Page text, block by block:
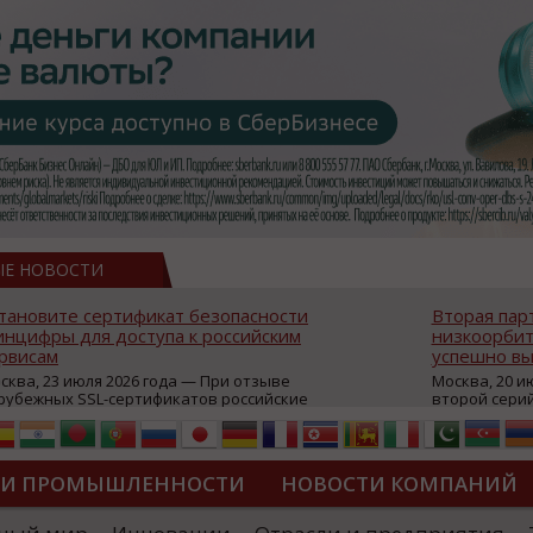
НОВОСТИ
сертификат безопасности
для доступа к российским
23 июля 2026 года — При отзыве
SSL-сертификатов российские
могут некорректно открываться в
браузерах (Google Chrome,
Edge и др.), а соединение с сервисами
ресурсы уже сообщили о
недоступности и ошибках при
из-за отзывов сертификатов
Вторая
успешно
Москва, 20
второй
аппаратов,
масштабной
интернет с
из
«Экономика
ПРОМЫШЛЕННОСТИ НОВОСТИ КОМПАНИЙ